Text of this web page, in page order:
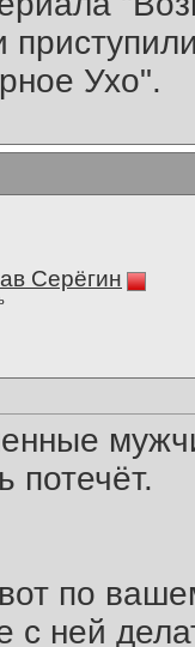
Ухо".
Серёгин
потечёт.
по
с ней